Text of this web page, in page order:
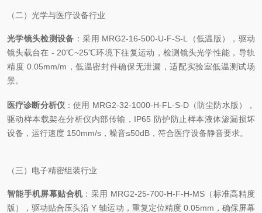
（二）光学与医疗设备行业
光学镜头检测设备 ：采用 MRG2-16-500-U-F-S-L（低温版），驱动
镜头载台在 - 20℃~25℃环境下往复运动，检测镜头光学性能，导轨
精度 0.05mm/m，低温密封件确保无泄漏，适配实验室低温测试场
景。
医疗诊断分析仪 ：使用 MRG2-32-1000-H-FL-S-D（防尘防水版），
驱动样本载架在分析仪内部传输，IP65 防护防止样本液体渗漏损坏
设备，运行速度 150mm/s，噪音≤50dB，符合医疗设备静音要求。
（三）电子精密组装行业
智能手机屏幕贴合机 ：采用 MRG2-25-700-H-F-H-MS（标准高精度
版），驱动贴合压头沿 Y 轴运动，重复定位精度 0.05mm，确保屏幕